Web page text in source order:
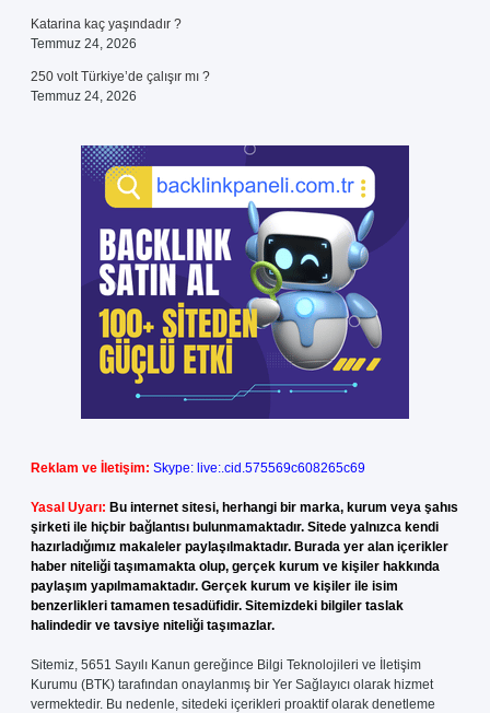
Katarina kaç yaşındadır ?
Temmuz 24, 2026
250 volt Türkiye’de çalışır mı ?
Temmuz 24, 2026
Reklam ve İletişim: Skype: live:.cid.575569c608265c69
Yasal Uyarı: Bu internet sitesi, herhangi bir marka, kurum veya şahıs
şirketi ile hiçbir bağlantısı bulunmamaktadır. Sitede yalnızca kendi
hazırladığımız makaleler paylaşılmaktadır. Burada yer alan içerikler
haber niteliği taşımamakta olup, gerçek kurum ve kişiler hakkında
paylaşım yapılmamaktadır. Gerçek kurum ve kişiler ile isim
benzerlikleri tamamen tesadüfidir. Sitemizdeki bilgiler taslak
halindedir ve tavsiye niteliği taşımazlar.
Sitemiz, 5651 Sayılı Kanun gereğince Bilgi Teknolojileri ve İletişim
Kurumu (BTK) tarafından onaylanmış bir Yer Sağlayıcı olarak hizmet
vermektedir. Bu nedenle, sitedeki içerikleri proaktif olarak denetleme